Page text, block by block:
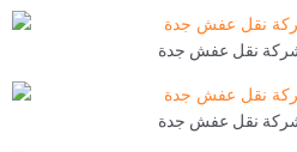
نقل عفش جدة
نقل عفش جدة